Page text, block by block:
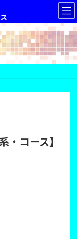
・コース】